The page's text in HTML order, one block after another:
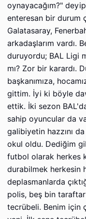
oynayacağım?"
enteresan bir durum
Galatasaray,
arkadaşlarım vardı.
duruyordu; BAL Ligi
mı? Zor bir karardı.
başkanımıza,
gittim. İyi ki böyle
ettik. İki sezon
sahip oyuncular da
galibiyetin hazzını
okul oldu. Dediğim
futbol olarak herkes
durabilmek herkesin
deplasmanlarda
polis, beş bin taraftar
tecrübeli. Benim için